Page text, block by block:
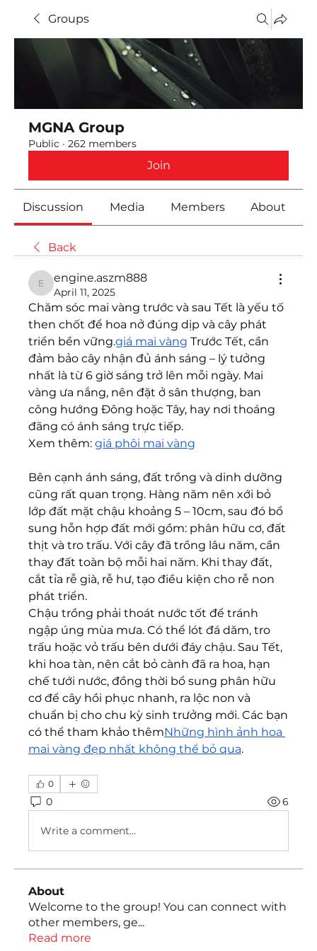
Groups
MGNA Group
Public · 262 members
Join
Discussion Media Members About
Back
engine.aszm888
engine.aszm888
April 11, 2025
Chăm sóc mai vàng trước và sau Tết là yếu tố
then chốt để hoa nở đúng dịp và cây phát
triển bền vững.giá mai vàng Trước Tết, cần
đảm bảo cây nhận đủ ánh sáng – lý tưởng
nhất là từ 6 giờ sáng trở lên mỗi ngày. Mai
vàng ưa nắng, nên đặt ở sân thượng, ban
công hướng Đông hoặc Tây, hay nơi thoáng
đãng có ánh sáng trực tiếp.
Xem thêm: giá phôi mai vàng
Bên cạnh ánh sáng, đất trồng và dinh dưỡng
cũng rất quan trọng. Hàng năm nên xới bỏ
lớp đất mặt chậu khoảng 5 – 10cm, sau đó bổ
sung hỗn hợp đất mới gồm: phân hữu cơ, đất
thịt và tro trấu. Với cây đã trồng lâu năm, cần
thay đất toàn bộ mỗi hai năm. Khi thay đất,
cắt tỉa rễ già, rễ hư, tạo điều kiện cho rễ non
phát triển.
Chậu trồng phải thoát nước tốt để tránh
ngập úng mùa mưa. Có thể lót đá dăm, tro
trấu hoặc vỏ trấu bên dưới đáy chậu. Sau Tết,
khi hoa tàn, nên cắt bỏ cành đã ra hoa, hạn
chế tưới nước, đồng thời bổ sung phân hữu
cơ để cây hồi phục nhanh, ra lộc non và
chuẩn bị cho chu kỳ sinh trưởng mới. Các bạn
có thể tham khảo thêmNhững hình ảnh hoa
mai vàng đẹp nhất không thể bỏ qua.
0
0 6
Write a comment...
About
Welcome to the group! You can connect with
other members, ge...
Read more